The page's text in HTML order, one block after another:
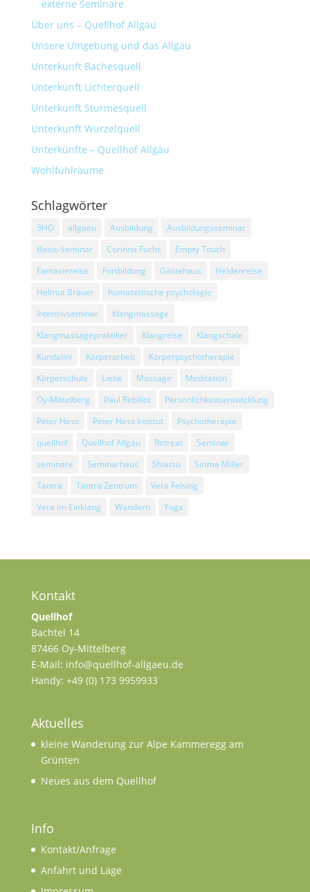
externe Seminare
Über uns – Quellhof Allgäu
Unsere Umgebung und das Allgäu
Unterkunft Bachesquell
Unterkunft Lichterquell
Unterkunft Sturmesquell
Unterkunft Wurzelquell
Unterkünfte – Quellhof Allgäu
Wohlfühlräume
Schlagwörter
3HO allgaeu Ausbildung
Ausbildungsseminar
Basis-Seminar
Corinna Fuchs
Empty Touch
Fantasiereise
Fortbildung Gästehaus
Heldenreise
Helmut Bräuer
humanistische psychologie
Intensivseminar
Klangmassage
Klangmassagepraktiker
Klangreise
Klangschale
Kundalini
Körperarbeit
Körperpsychotherapie
Körperschule
Liebe Massage
Meditation
Oy-Mittelberg
Paul Rebillot
Persönlichkeitsentwicklung
Peter Hess
Peter Hess Institut
Psychotherapie
quellhof
Quellhof Allgäu Retreat
Seminar
seminare
Seminarhaus Shiatsu
Sirima Miller
Tantra
Tantra Zentrum
Vera Felsing
Vera im Einklang
Wandern Yoga
Kontakt
Quellhof
Bachtel 14
87466 Oy-Mittelberg
E-Mail: info@quellhof-allgaeu.de
Handy: +49 (0) 173 9959933
Aktuelles
kleine Wanderung zur Alpe Kammeregg am
Grünten
Neues aus dem Quellhof
Info
Kontakt/Anfrage
Anfahrt und Lage